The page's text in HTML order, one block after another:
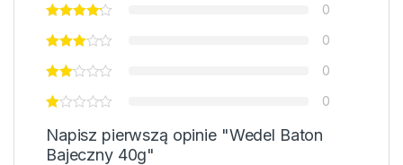
0
0
0
0
Napisz pierwszą opinie "Wedel Baton
Bajeczny 40g"